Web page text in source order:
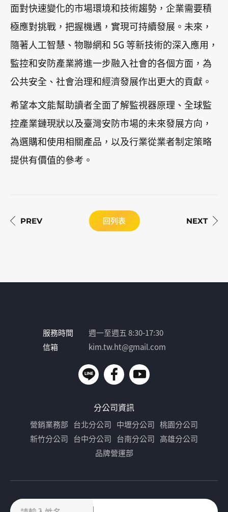
面對快速變化的市場環境和技術趨勢，企業需要積
極應對挑戰，把握機遇，實現可持續發展。未來，
隨著人工智慧、物聯網和 5G 等新技術的深入應用，
監控和安防產業將進一步融入社會的各個方面，為
公共安全、社會治理和經濟發展作出更大的貢獻。
希望本文能幫助讀者全面了解監視器原理、全球監
控產業鏈現狀以及臺灣安防市場的未來發展方向，
為選購和使用相關產品，以及行業從業者制定策略
提供有價值的參考。
回列表
服務時間
週一至週五 8:30-17:30
信箱
kim.tw.ht@gmail.com
分公司資訊
營銷業務部 台北分公司 中壢分公司 桃園分公司
新竹分公司 台中分公司 台南分公司 高雄分公司
品牌營運部